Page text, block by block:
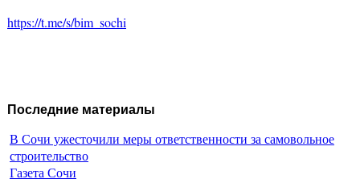
https://t.me/s/bim_sochi
Последние материалы
В Сочи ужесточили меры ответственности за самовольное
строительство
Газета Сочи